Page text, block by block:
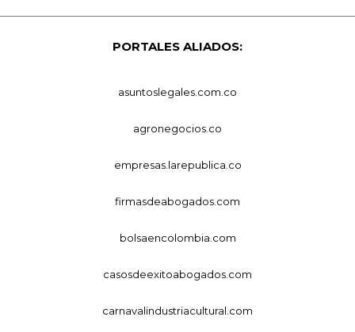
PORTALES ALIADOS:
asuntoslegales.com.co
agronegocios.co
empresas.larepublica.co
firmasdeabogados.com
bolsaencolombia.com
casosdeexitoabogados.com
carnavalindustriacultural.com